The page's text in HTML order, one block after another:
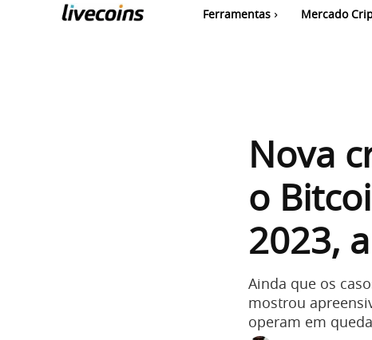
Ferramentas Mercado
Nova
o
2023,
Ainda que os
mostrou
operam em queda